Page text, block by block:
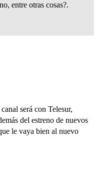
entre otras cosas?.
será con Telesur,
del estreno de nuevos
le vaya bien al nuevo